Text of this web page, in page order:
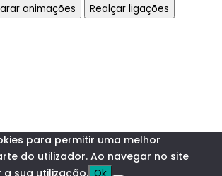
animações
Realçar ligações
para permitir uma melhor
do utilizador. Ao navegar no site
sua utilização.